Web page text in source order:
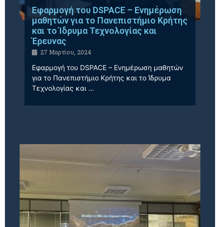
Εφαρμογή του DSPACE – Ενημέρωση
μαθητών για το Πανεπιστήμιο Κρήτης
και το Ίδρυμα Τεχνολογίας και
Έρευνας
27 Μαρτίου, 2024
Εφαρμογή του DSPACE – Ενημέρωση μαθητών
για το Πανεπιστήμιο Κρήτης και το Ίδρυμα
Τεχνολογίας και …